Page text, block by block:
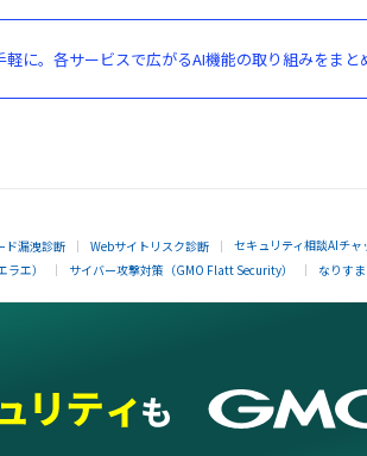
に。各サービスで広がるAI機能の取り組みをまと
ド漏洩診断 Webサイトリスク診断
セキュリティ相談AIチャ
エ） サイバー攻撃対策（GMO Flatt Security） なりす